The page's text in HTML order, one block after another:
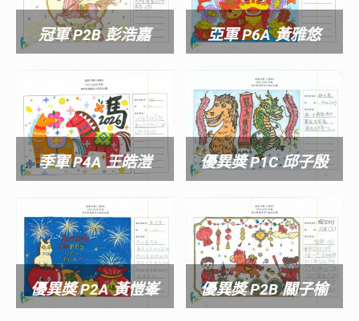
冠軍 P2B 彭浩嘉 亞軍 P6A 黃雅悠
季軍 P4A 王皓溰 優異獎 P1C 邱子殷
優異獎 P2A 黃愷峯 優異獎 P2B 關子榆